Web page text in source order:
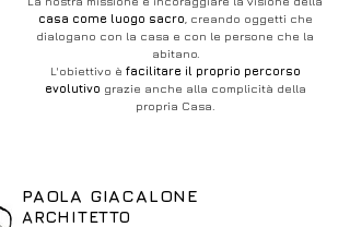
casa come luogo sacro , creando oggetti che
dialogano con la casa e con le persone che la
abitano.
L'obiettivo è facilitare il proprio percorso
evolutivo grazie anche alla complicità della
propria Casa.
PAOLA GIACALONE
ARCHITETTO